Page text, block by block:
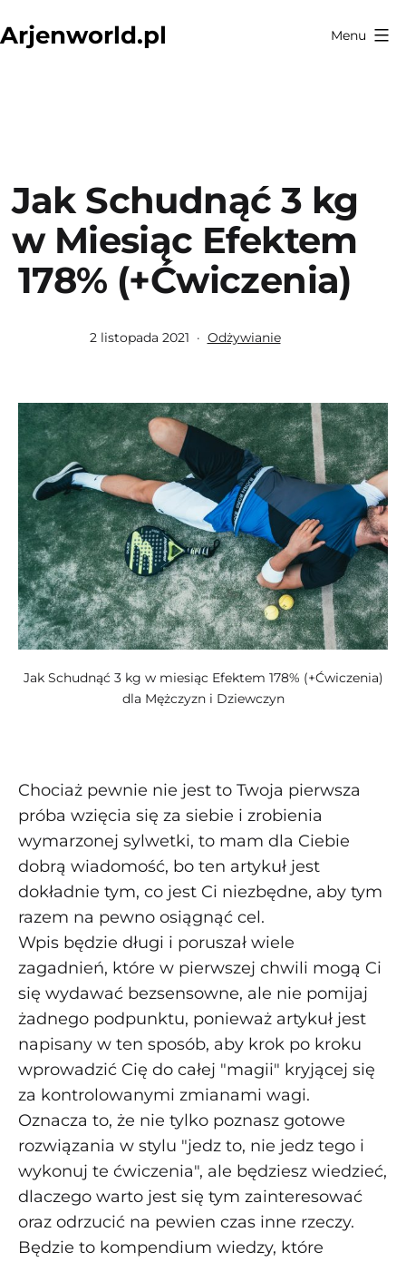
do
Arjenworld.pl Menu
Jak Schudnąć 3 kg
w Miesiąc Efektem
178% (+Ćwiczenia)
Opublikowano
2 listopada 2021
Umieszczono
Odżywianie
Jak Schudnąć 3 kg w miesiąc Efektem 178% (+Ćwiczenia)
dla Mężczyzn i Dziewczyn
Chociaż pewnie nie jest to Twoja pierwsza
próba wzięcia się za siebie i zrobienia
wymarzonej sylwetki, to mam dla Ciebie
dobrą wiadomość, bo ten artykuł jest
dokładnie tym, co jest Ci niezbędne, aby tym
razem na pewno osiągnąć cel.
Wpis będzie długi i poruszał wiele
zagadnień, które w pierwszej chwili mogą Ci
się wydawać bezsensowne, ale nie pomijaj
żadnego podpunktu, ponieważ artykuł jest
napisany w ten sposób, aby krok po kroku
wprowadzić Cię do całej "magii" kryjącej się
za kontrolowanymi zmianami wagi.
Oznacza to, że nie tylko poznasz gotowe
rozwiązania w stylu "jedz to, nie jedz tego i
wykonuj te ćwiczenia", ale będziesz wiedzieć,
dlaczego warto jest się tym zainteresować
oraz odrzucić na pewien czas inne rzeczy.
Będzie to kompendium wiedzy, które